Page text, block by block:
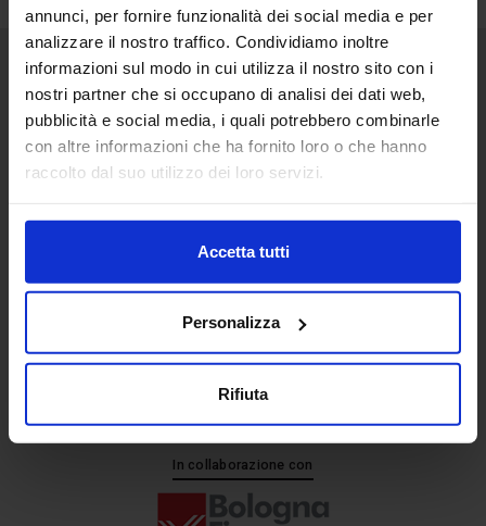
annunci, per fornire funzionalità dei social media e per
analizzare il nostro traffico. Condividiamo inoltre
informazioni sul modo in cui utilizza il nostro sito con i
nostri partner che si occupano di analisi dei dati web,
pubblicità e social media, i quali potrebbero combinarle
con altre informazioni che ha fornito loro o che hanno
raccolto dal suo utilizzo dei loro servizi.
Accetta tutti
Personalizza
Rifiuta
Senaf srl
+ 39 051.325511
+ 39 02.332039460
In collaborazione con